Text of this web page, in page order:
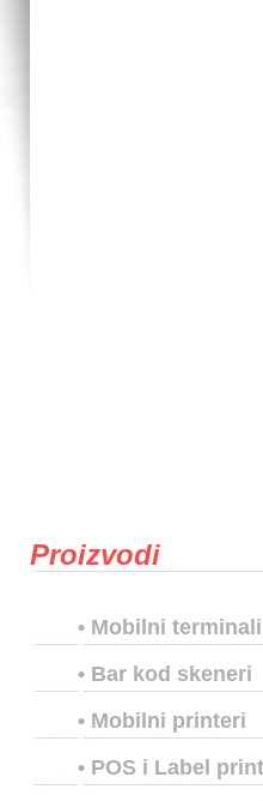
Proizvodi
• Mobilni terminali
• Bar kod skeneri
• Mobilni printeri
• POS i Label